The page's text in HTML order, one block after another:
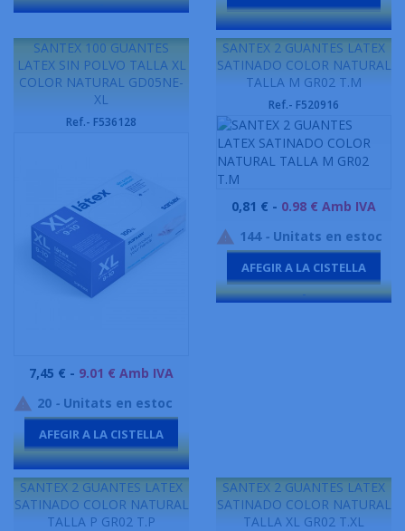
-
SANTEX 100 GUANTES
LATEX SIN POLVO TALLA XL
COLOR NATURAL GD05NE-
XL
Ref.- F536128
Preu
7,45 € - 9.01 € Amb IVA
 20 - Unitats en estoc
AFEGIR A LA CISTELLA
-
SANTEX 2 GUANTES LATEX
SATINADO COLOR NATURAL
TALLA M GR02 T.M
Ref.- F520916
Preu
0,81 € - 0.98 € Amb IVA
 144- Unitats en estoc
AFEGIR A LA CISTELLA
-
SANTEX 2 GUANTES LATEX
SATINADO COLOR NATURAL
TALLA P GR02 T.P
SANTEX 2 GUANTES LATEX
SATINADO COLOR NATURAL
TALLA XL GR02 T.XL